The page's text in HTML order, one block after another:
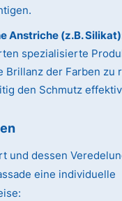
Anstriche (z.B.
spezialisierte
Brillanz der Farben zu
den Schmutz
und dessen
eine individuelle